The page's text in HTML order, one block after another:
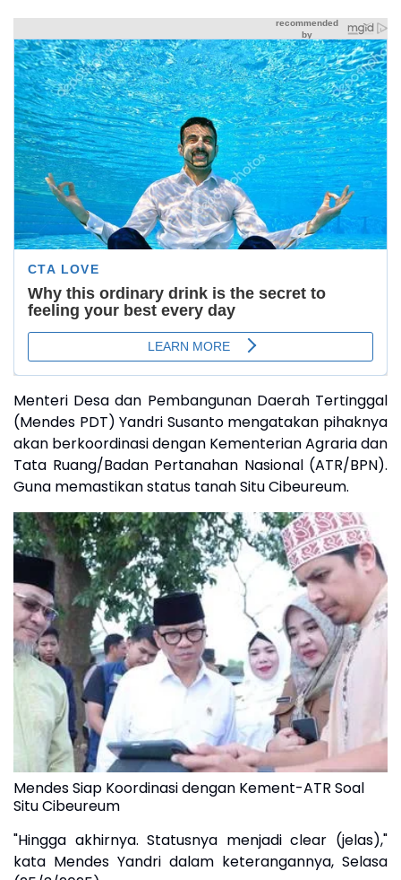
Menteri Desa dan Pembangunan Daerah Tertinggal
(Mendes PDT) Yandri Susanto mengatakan pihaknya
akan berkoordinasi dengan Kementerian Agraria dan
Tata Ruang/Badan Pertanahan Nasional (ATR/BPN).
Guna memastikan status tanah Situ Cibeureum.
Mendes Siap Koordinasi dengan Kement-ATR Soal
Situ Cibeureum
"Hingga akhirnya. Statusnya menjadi clear (jelas),"
kata Mendes Yandri dalam keterangannya, Selasa